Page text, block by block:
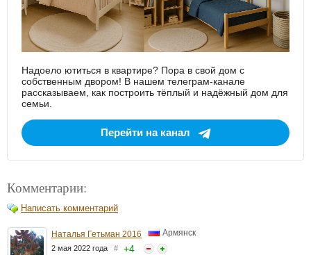
Надоело ютиться в квартире? Пора в свой дом с
собственным двором! В нашем телеграм-канале
рассказываем, как построить тёплый и надёжный дом для
семьи.
Перейти на канал
Комментарии:
Написать комментарий
Наталья Гетьман 2016 Армянск
2 мая 2022 года # +4